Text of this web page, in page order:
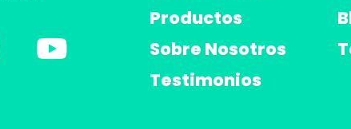
Productos
Sobre Nosotros
Testimonios